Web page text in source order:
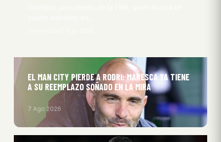
EL MAN CITY PIERDE A RODRI: MARESCA YA TIENE
A SU REEMPLAZO SOÑADO EN LA MIRA
7 Ago 2026